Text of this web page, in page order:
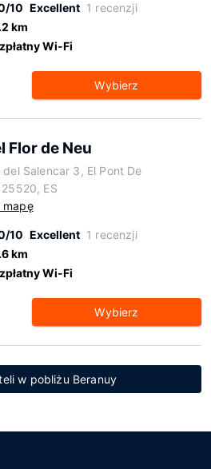
10 Excellent 1 recenzji
km
Wi-Fi
Wybierz
Flor de Neu
del Salencar 3, El Pont De
ES
mapę
10 Excellent 1 recenzji
km
Wi-Fi
Wybierz
w pobliżu Beranuy